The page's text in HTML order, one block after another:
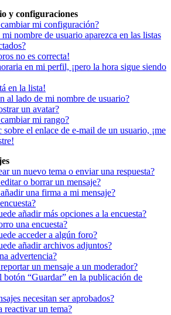
y configuraciones
mi configuración?
nombre de usuario aparezca en las listas
no es correcta!
en mi perfil, ¡pero la hora sigue siendo
en la lista!
al lado de mi nombre de usuario?
un avatar?
mi rango?
el enlace de e-mail de un usuario, ¡me
un nuevo tema o enviar una respuesta?
o borrar un mensaje?
una firma a mi mensaje?
añadir más opciones a la encuesta?
una encuesta?
acceder a algún foro?
añadir archivos adjuntos?
advertencia?
un mensaje a un moderador?
botón “Guardar” en la publicación de
necesitan ser aprobados?
reactivar un tema?